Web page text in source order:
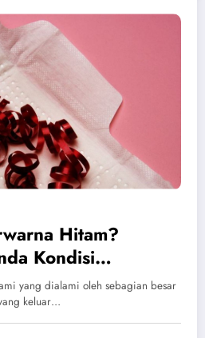
Hitam?
Kondisi
yang dialami oleh sebagian besar
keluar…